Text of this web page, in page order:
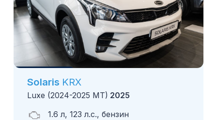
Solaris KRX
Luxe (2024-2025 MT) 2025
1.6 л, 123 л.с., бензин